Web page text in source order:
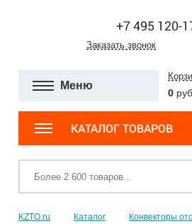
+7 495 120-
Заказать звонок
Меню
0 руб.
КАТАЛОГ ТОВАРОВ
KZTO.ru Каталог
Конвекторы